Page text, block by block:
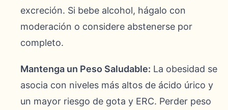
excreción. Si bebe alcohol, hágalo con
moderación o considere abstenerse por
completo.
Mantenga un Peso Saludable: La obesidad se
asocia con niveles más altos de ácido úrico y
un mayor riesgo de gota y ERC. Perder peso